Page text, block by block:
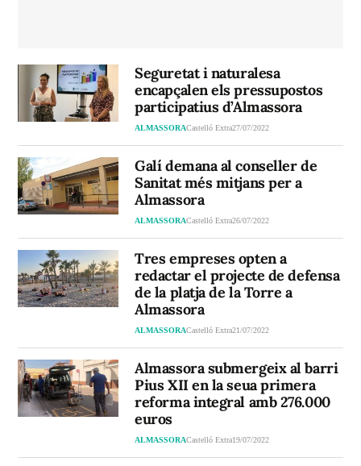
Seguretat i naturalesa
encapçalen els pressupostos
participatius d’Almassora
ALMASSORACastelló Extra27/07/2022
Galí demana al conseller de
Sanitat més mitjans per a
Almassora
ALMASSORACastelló Extra26/07/2022
Tres empreses opten a
redactar el projecte de defensa
de la platja de la Torre a
Almassora
ALMASSORACastelló Extra21/07/2022
Almassora submergeix al barri
Pius XII en la seua primera
reforma integral amb 276.000
euros
ALMASSORACastelló Extra19/07/2022